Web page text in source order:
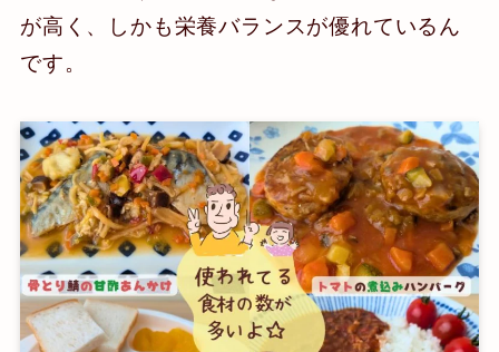
が高く、しかも栄養バランスが優れているん
です。